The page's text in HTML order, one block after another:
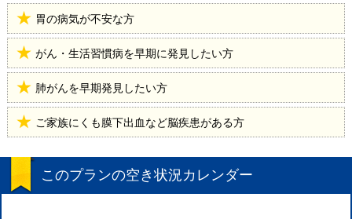
胃の病気が不安な方
がん・生活習慣病を早期に発見したい方
肺がんを早期発見したい方
ご家族にくも膜下出血など脳疾患がある方
このプランの空き状況カレンダー